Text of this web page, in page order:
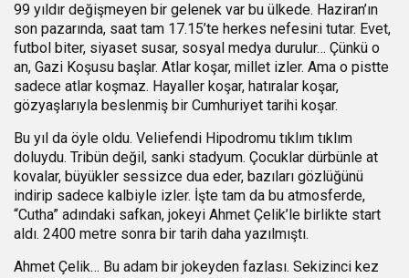
99 yıldır değişmeyen bir gelenek var bu ülkede. Haziran’ın
son pazarında, saat tam 17.15’te herkes nefesini tutar. Evet,
futbol biter, siyaset susar, sosyal medya durulur… Çünkü o
an, Gazi Koşusu başlar. Atlar koşar, millet izler. Ama o pistte
sadece atlar koşmaz. Hayaller koşar, hatıralar koşar,
gözyaşlarıyla beslenmiş bir Cumhuriyet tarihi koşar.
Bu yıl da öyle oldu. Veliefendi Hipodromu tıklım tıklım
doluydu. Tribün değil, sanki stadyum. Çocuklar dürbünle at
kovalar, büyükler sessizce dua eder, bazıları gözlüğünü
indirip sadece kalbiyle izler. İşte tam da bu atmosferde,
“Cutha” adındaki safkan, jokeyi Ahmet Çelik’le birlikte start
aldı. 2400 metre sonra bir tarih daha yazılmıştı.
Ahmet Çelik… Bu adam bir jokeyden fazlası. Sekizinci kez